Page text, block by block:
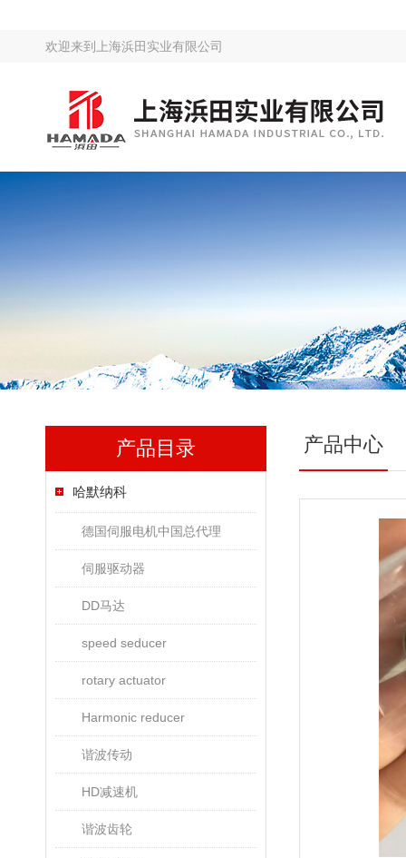
欢迎来到 上海浜田实业有限公司
产品目录
哈默纳科
德国伺服电机中国总代理
伺服驱动器
DD马达
speed seducer
rotary actuator
Harmonic reducer
谐波传动
HD减速机
谐波齿轮
产品中心